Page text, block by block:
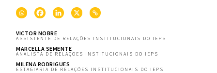
VICTOR NOBRE
ASSISTENTE DE RELAÇÕES INSTITUCIONAIS DO IEPS
MARCELLA SEMENTE
ANALISTA DE RELAÇÕES INSTITUCIONAIS DO IEPS
MILENA RODRIGUES
ESTAGIÁRIA DE RELAÇÕES INSTITUCIONAIS DO IEPS